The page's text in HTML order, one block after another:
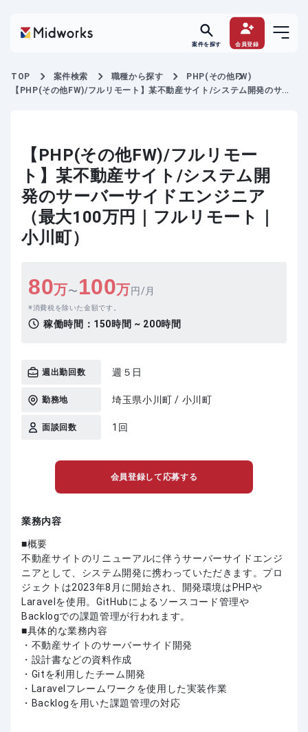
案件を探す 会員登録
TOP 案件検索 職種から探す
PHP(その他FW)
【PHP(その他FW)/フルリモート】某不動産サイト/システム開発のサー
【PHP(その他FW)/フルリモー
ト】某不動産サイト/システム開
発のサーバーサイドエンジニア
（最大100万円｜フルリモート｜
小川町）
80万〜 100万円/月
消費税を除いた金額です。
稼働時間： 150時間 ~ 200時間
週出勤回数 週５日
勤務地 埼玉県小川町 / 小川町
面談回数 1回
会員登録して応募する
業務内容
■概要
不動産サイトのリニューアルに伴うサーバーサイドエンジ
ニアとして、システム開発に携わっていただきます。プロ
ジェクトは2023年8月に開始され、開発環境はPHPや
Laravelを使用。GitHubによるソースコード管理や
Backlogでの課題管理が行われます。
■具体的な業務内容
・不動産サイトのサーバーサイド開発
・設計書などの資料作成
・Gitを利用したチーム開発
・Laravelフレームワークを使用した実装作業
・Backlogを用いた課題管理の対応